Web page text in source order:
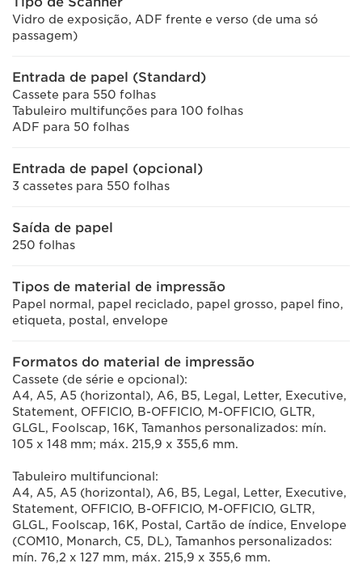
Vidro de exposição, ADF frente e verso (de uma só
passagem)
Entrada de papel (Standard)
Cassete para 550 folhas
Tabuleiro multifunções para 100 folhas
ADF para 50 folhas
Entrada de papel (opcional)
3 cassetes para 550 folhas
Saída de papel
250 folhas
Tipos de material de impressão
Papel normal, papel reciclado, papel grosso, papel fino,
etiqueta, postal, envelope
Formatos do material de impressão
Cassete (de série e opcional):
A4, A5, A5 (horizontal), A6, B5, Legal, Letter, Executive,
Statement, OFFICIO, B-OFFICIO, M-OFFICIO, GLTR,
GLGL, Foolscap, 16K, Tamanhos personalizados: mín.
105 x 148 mm; máx. 215,9 x 355,6 mm.
Tabuleiro multifuncional:
A4, A5, A5 (horizontal), A6, B5, Legal, Letter, Executive,
Statement, OFFICIO, B-OFFICIO, M-OFFICIO, GLTR,
GLGL, Foolscap, 16K, Postal, Cartão de índice, Envelope
(COM10, Monarch, C5, DL), Tamanhos personalizados:
mín. 76,2 x 127 mm, máx. 215,9 x 355,6 mm.